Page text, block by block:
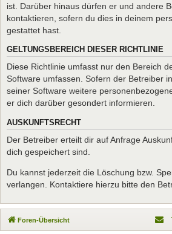
ist. Darüber hinaus dürfen er und andere
kontaktieren, sofern du dies in deinem
gestattet hast.
GELTUNGSBEREICH DIESER RICHTLINIE
Diese Richtlinie umfasst nur den Bereich
Software umfassen. Sofern der Betreiber
seiner Software weitere
er dich darüber gesondert informieren.
AUSKUNFTSRECHT
Der Betreiber erteilt dir auf Anfrage
dich gespeichert sind.
Du kannst jederzeit die Löschung bzw.
verlangen. Kontaktiere hierzu bitte den
Foren-Übersicht